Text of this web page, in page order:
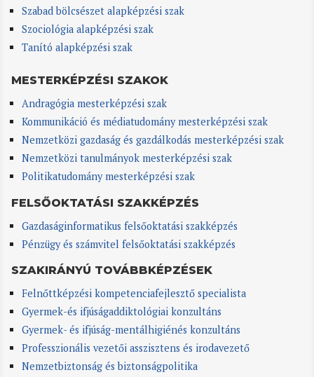
Szabad bölcsészet alapképzési szak
Szociológia alapképzési szak
Tanító alapképzési szak
MESTERKÉPZÉSI SZAKOK
Andragógia mesterképzési szak
Kommunikáció és médiatudomány mesterképzési szak
Nemzetközi gazdaság és gazdálkodás mesterképzési szak
Nemzetközi tanulmányok mesterképzési szak
Politikatudomány mesterképzési szak
FELSŐOKTATÁSI SZAKKÉPZÉS
Gazdaságinformatikus felsőoktatási szakképzés
Pénzügy és számvitel felsőoktatási szakképzés
SZAKIRÁNYÚ TOVÁBBKÉPZÉSEK
Felnőttképzési kompetenciafejlesztő specialista
Gyermek-és ifjúságaddiktológiai konzultáns
Gyermek- és ifjúság-mentálhigiénés konzultáns
Professzionális vezetői asszisztens és irodavezető
Nemzetbiztonság és biztonságpolitika